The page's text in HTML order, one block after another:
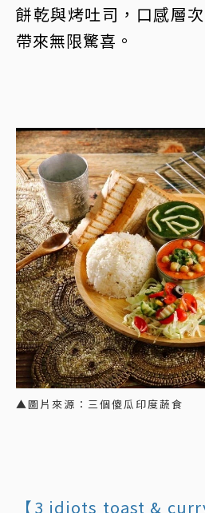
餅乾與烤吐司，口感層
帶來無限驚喜。
▲圖片來源：三個傻瓜印度蔬食
【3 idiots toast &